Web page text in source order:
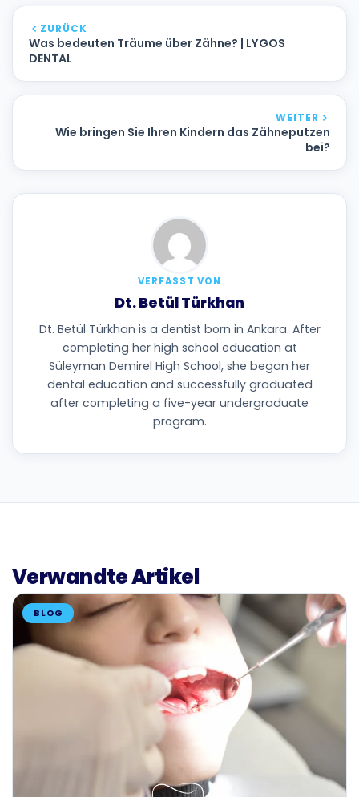
ZURÜCK
Was bedeuten Träume über Zähne? | LYGOS
DENTAL
WEITER
Wie bringen Sie Ihren Kindern das Zähneputzen
bei?
VERFASST VON
Dt. Betül Türkhan
Dt. Betül Türkhan is a dentist born in Ankara. After
completing her high school education at
Süleyman Demirel High School, she began her
dental education and successfully graduated
after completing a five-year undergraduate
program.
Verwandte Artikel
BLOG